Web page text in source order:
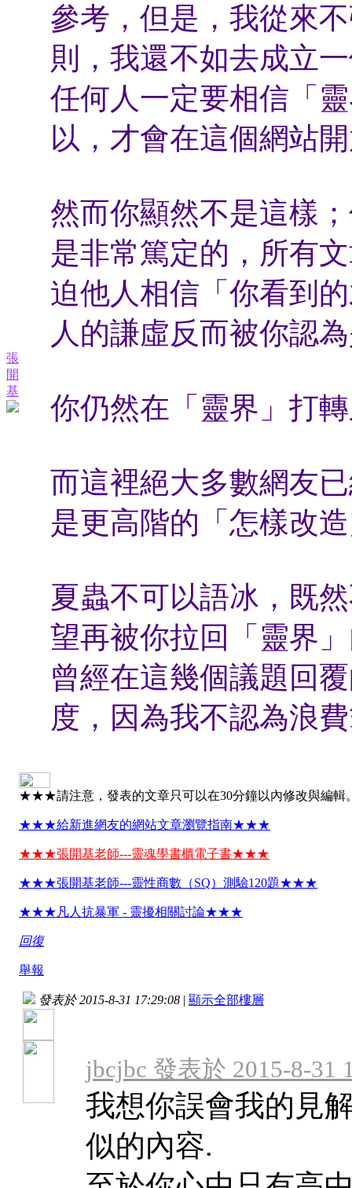
張
開
基
參考，但是，我從來
則，我還不如去成立
任何人一定要相信「
以，才會在這個網站
然而你顯然不是這樣
是非常篤定的，所有
迫他人相信「你看到
人的謙虛反而被你認
你仍然在「靈界」打
而這裡絕大多數網友
是更高階的「怎樣改
夏蟲不可以語冰，既
望再被你拉回「靈界
曾經在這幾個議題回
度，因為我不認為浪
★★★請注意，發表的文章只可以在30分鐘以內修改與編
★★★給新進網友的網站文章瀏覽指南★★★
★★★張開基老師---靈魂學書櫃電子書★★★
★★★張開基老師---靈性商數（SQ）測驗120題★★★
★★★凡人抗暴軍 - 靈擾相關討論★★★
回復
舉報
發表於 2015-8-31 17:29:08 | 顯示全部樓層
jbcjbc 發表於 2015-8-31
我想你誤會我的見
似的內容.